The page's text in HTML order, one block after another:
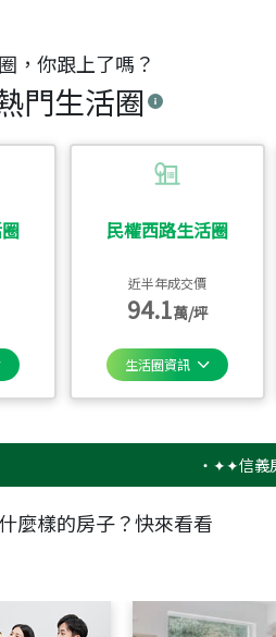
，你跟上了嗎？
門生活圈
民權西路生活圈
近半年成交價
94.1萬/坪
生活圈資訊
✦✦信義房屋
麼樣的房子？快來看看